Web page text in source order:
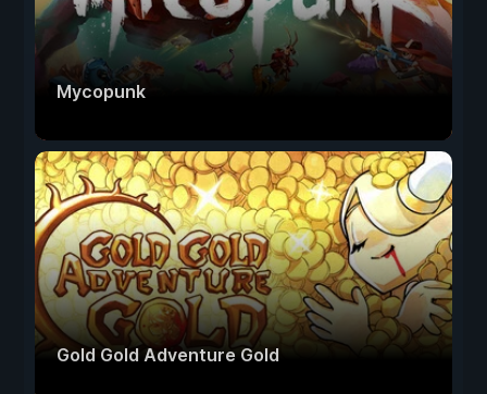
Mycopunk
Gold Gold Adventure Gold